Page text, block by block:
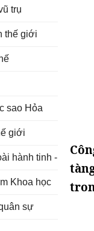
trụ
thế giới
sao Hỏa
giới
hành tinh - UFO
Khoa học
sự